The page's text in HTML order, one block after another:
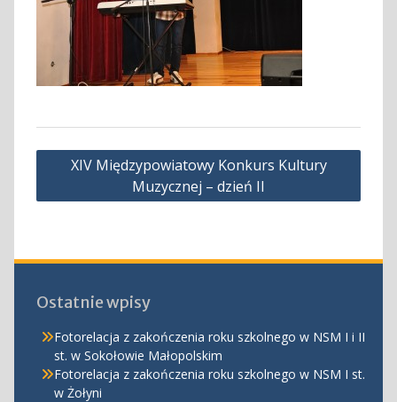
Nawigacja
XIV Międzypowiatowy Konkurs Kultury
Muzycznej – dzień II
Ostatnie wpisy
Fotorelacja z zakończenia roku szkolnego w NSM I i II
st. w Sokołowie Małopolskim
Fotorelacja z zakończenia roku szkolnego w NSM I st.
w Żołyni